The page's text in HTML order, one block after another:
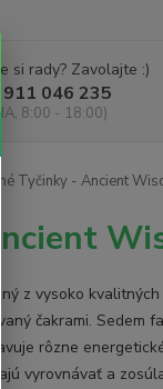
si rady? Zavolajte :)
046 235
8:00 - 18:00)
Tyčinky - Ancient
z vysoko
čakrami. Sedem
rôzne
vyrovnávať a